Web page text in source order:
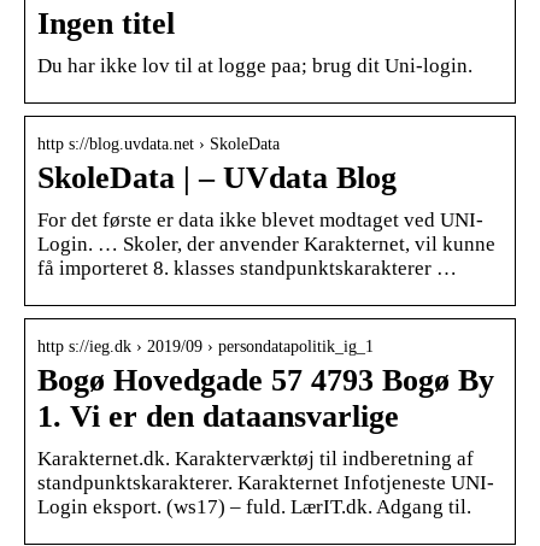
Ingen titel
Du har ikke lov til at logge paa; brug dit Uni-login.
http s://blog.uvdata.net › SkoleData
SkoleData | – UVdata Blog
For det første er data ikke blevet modtaget ved UNI-
Login. … Skoler, der anvender Karakternet, vil kunne
få importeret 8. klasses standpunktskarakterer …
http s://ieg.dk › 2019/09 › persondatapolitik_ig_1
Bogø Hovedgade 57 4793 Bogø By
1. Vi er den dataansvarlige
Karakternet.dk. Karakterværktøj til indberetning af
standpunktskarakterer. Karakternet Infotjeneste UNI-
Login eksport. (ws17) – fuld. LærIT.dk. Adgang til.